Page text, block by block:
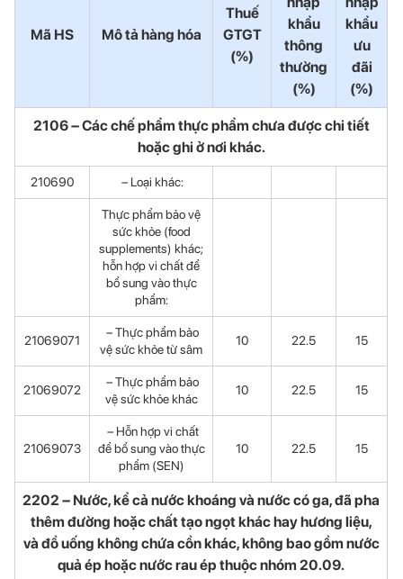
Mã HS Mô tả hàng hóa
Thuế
GTGT
(%)
khẩu
thông
thường
(%)
khẩu
ưu
đãi
(%)
2106 – Các chế phẩm thực phẩm chưa được chi tiết
hoặc ghi ở nơi khác.
210690 – Loại khác:
Thực phẩm bảo vệ
sức khỏe (food
supplements) khác;
hỗn hợp vi chất để
bổ sung vào thực
phẩm:
21069071
– Thực phẩm bảo
vệ sức khỏe từ sâm
10 22.5 15
21069072
– Thực phẩm bảo
vệ sức khỏe khác
10 22.5 15
21069073
– Hỗn hợp vi chất
để bổ sung vào thực
phẩm (SEN)
10 22.5 15
2202 – Nước, kể cả nước khoáng và nước có ga, đã pha
thêm đường hoặc chất tạo ngọt khác hay hương liệu,
và đồ uống không chứa cồn khác, không bao gồm nước
quả ép hoặc nước rau ép thuộc nhóm 20.09.